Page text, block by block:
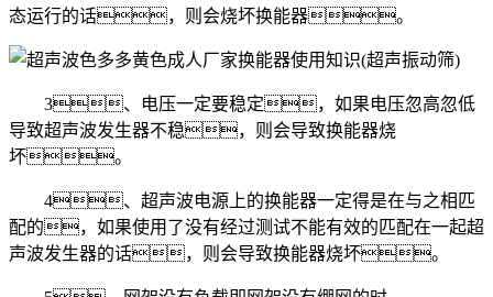
态运行的话，则会烧坏换能器。
3、电压一定要稳定，如果电压忽高忽低
导致超声波发生器不稳，则会导致换能器烧
坏。
4、超声波电源上的换能器一定得是在与之相匹
配的，如果使用了没有经过测试不能有效的匹配在一起超
声波发生器的话，则会导致换能器烧坏。